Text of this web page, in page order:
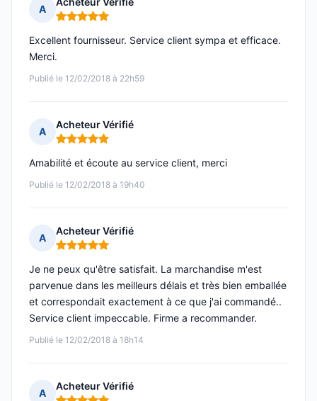
A
Note : 5 sur 5
Publié le 12/02/2018 à 22h59
Excellent fournisseur. Service client sympa et efficace.
Merci.
A
Acheteur Vérifié
Note : 5 sur 5
Publié le 12/02/2018 à 19h40
Amabilité et écoute au service client, merci
A
Acheteur Vérifié
Note : 5 sur 5
Publié le 12/02/2018 à 18h14
Je ne peux qu'être satisfait. La marchandise m'est
parvenue dans les meilleurs délais et très bien emballée
et correspondait exactement à ce que j'ai commandé..
Service client impeccable. Firme a recommander.
A
Acheteur Vérifié